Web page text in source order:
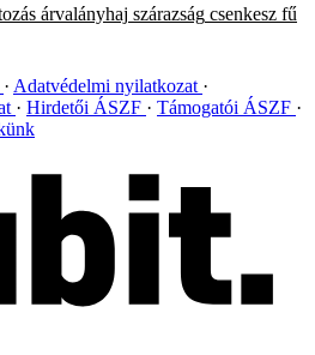
árvalányhaj szárazság csenkesz fű
Adatvédelmi nyilatkozat
Hirdetői ÁSZF
Támogatói ÁSZF